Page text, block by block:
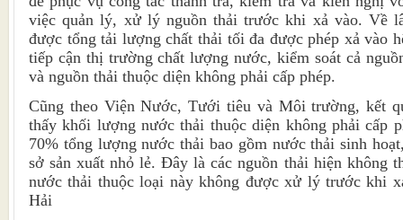
việc quản lý, xử lý nguồn thải trước khi xả vào. Về
được tổng tải lượng chất thải tối đa được phép xả vào
tiếp cận thị trường chất lượng nước, kiểm soát cả
và nguồn thải thuộc diện không phải cấp phép.
Cũng theo Viện Nước, Tưới tiêu và Môi trường, kết
thấy khối lượng nước thải thuộc diện không phải cấp
70% tổng lượng nước thải bao gồm nước thải sinh
sở sản xuất nhỏ lẻ. Đây là các nguồn thải hiện không
nước thải thuộc loại này không được xử lý trước khi
Hải